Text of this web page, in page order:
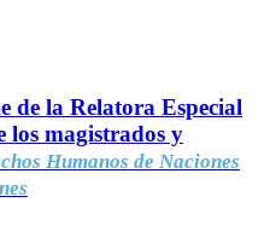
de la Relatora Especial
los magistrados y
Humanos de Naciones